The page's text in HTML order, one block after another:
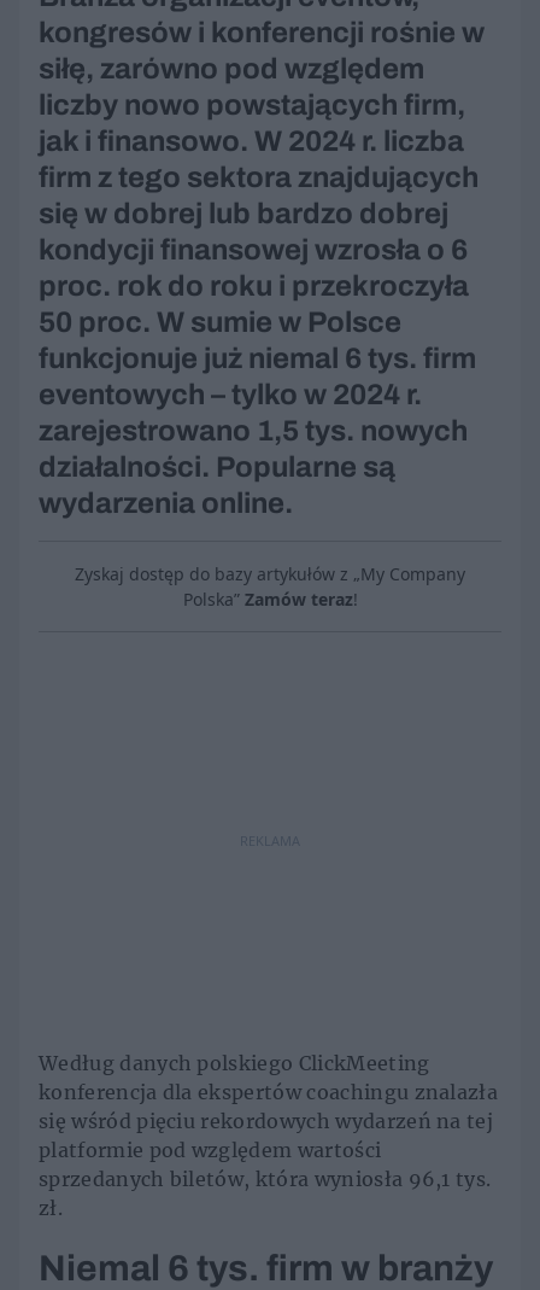
kongresów i konferencji rośnie w
siłę, zarówno pod względem
liczby nowo powstających firm,
jak i finansowo. W 2024 r. liczba
firm z tego sektora znajdujących
się w dobrej lub bardzo dobrej
kondycji finansowej wzrosła o 6
proc. rok do roku i przekroczyła
50 proc. W sumie w Polsce
funkcjonuje już niemal 6 tys. firm
eventowych – tylko w 2024 r.
zarejestrowano 1,5 tys. nowych
działalności. Popularne są
wydarzenia online.
Zyskaj dostęp do bazy artykułów z „My Company
Polska” Zamów teraz!
REKLAMA
Według danych polskiego ClickMeeting
konferencja dla ekspertów coachingu znalazła
się wśród pięciu rekordowych wydarzeń na tej
platformie pod względem wartości
sprzedanych biletów, która wyniosła 96,1 tys.
zł.
Niemal 6 tys. firm w branży